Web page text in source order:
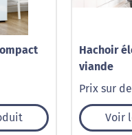
Hachoir
viande
Prix sur
Voir